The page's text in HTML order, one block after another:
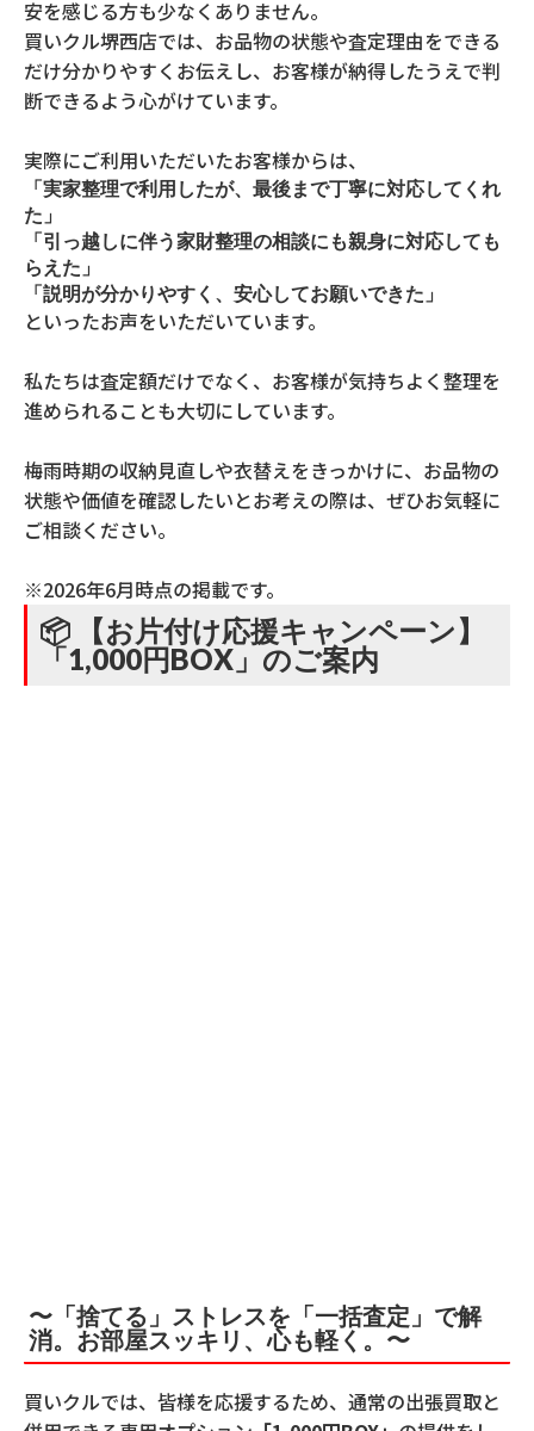
安を感じる方も少なくありません。
買いクル堺西店では、お品物の状態や査定理由をできる
だけ分かりやすくお伝えし、お客様が納得したうえで判
断できるよう心がけています。
実際にご利用いただいたお客様からは、
「実家整理で利用したが、最後まで丁寧に対応してくれ
た」
「引っ越しに伴う家財整理の相談にも親身に対応しても
らえた」
「説明が分かりやすく、安心してお願いできた」
といったお声をいただいています。
私たちは査定額だけでなく、お客様が気持ちよく整理を
進められることも大切にしています。
梅雨時期の収納見直しや衣替えをきっかけに、お品物の
状態や価値を確認したいとお考えの際は、ぜひお気軽に
ご相談ください。
※2026年6月時点の掲載です。
📦 【お片付け応援キャンペーン】
「1,000円BOX」のご案内
〜「捨てる」ストレスを「一括査定」で解
消。お部屋スッキリ、心も軽く。〜
買いクルでは、皆様を応援するため、通常の出張買取と